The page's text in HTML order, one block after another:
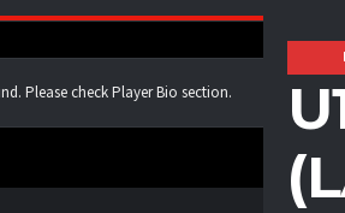
Please check Player Bio section.